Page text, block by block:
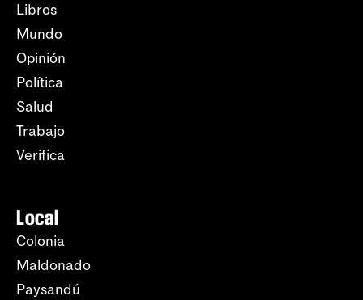
Libros
Mundo
Opinión
Política
Salud
Trabajo
Verifica
Local
Colonia
Maldonado
Paysandú